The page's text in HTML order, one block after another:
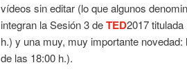
vídeos sin editar (lo que algunos
integran la Sesión 3 deTED2017 titulada
h.) y una muy, muy importante
de las 18:00 h.).